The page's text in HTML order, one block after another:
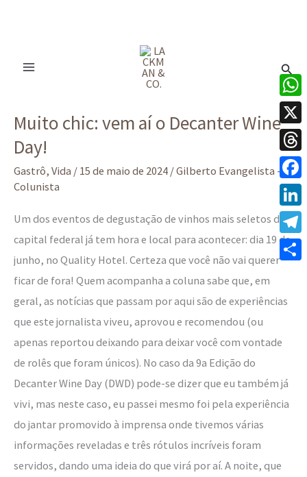
Muito chic: vem aí o Decanter Wine
Day!
Gastrô, Vida / 15 de maio de 2024 /Gilberto Evangelista -
Colunista
Um dos eventos de degustação de vinhos mais seletos da
capital federal já tem hora e local para acontecer: dia 19 de
junho, no Quality Hotel. Certeza que você não vai querer
ficar de fora! Quem acompanha a coluna sabe que, em
geral, as notícias que passam por aqui são de experiências
que este jornalista viveu, aprovou e recomendou (ou
apenas reportou deixando para deixar você com vontade
de rolês que foram únicos). No caso da 9a Edição do
Decanter Wine Day (DWD) pode-se dizer que eu também já
vivi, mas neste caso, eu passei mesmo foi pela experiência
do jantar promovido à imprensa onde tivemos várias
informações reveladas e três rótulos incríveis foram
servidos, dando uma ideia do que virá por aí. A noite, que
chic:
vem
aí
o
Wine
Day!
X